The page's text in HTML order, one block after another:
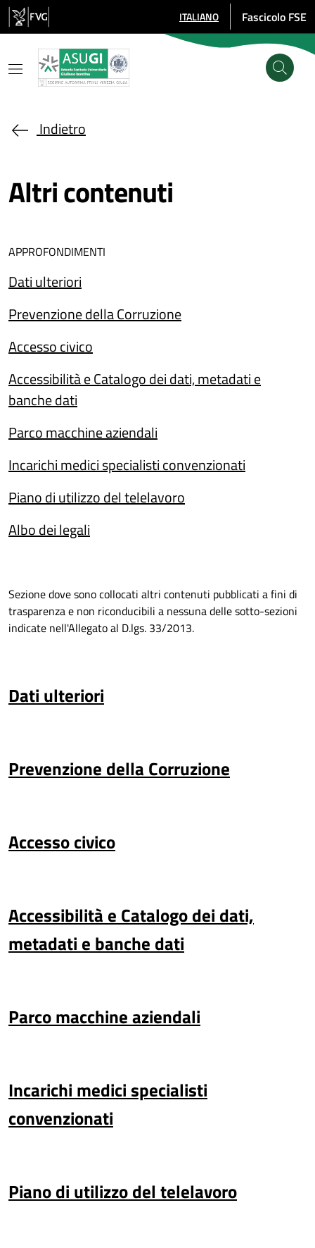
Salta al contenuto principale
SELEZIONE LINGUA: LINGUA
ITALIANO Fascicolo FSE
Indietro
Altri contenuti
APPROFONDIMENTI
Dati ulteriori
Prevenzione della Corruzione
Accesso civico
Accessibilità e Catalogo dei dati, metadati e
banche dati
Parco macchine aziendali
Incarichi medici specialisti convenzionati
Piano di utilizzo del telelavoro
Albo dei legali
Sezione dove sono collocati altri contenuti pubblicati a fini di
trasparenza e non riconducibili a nessuna delle sotto-sezioni
indicate nell'Allegato al D.lgs. 33/2013.
Dati ulteriori
Prevenzione della Corruzione
Accesso civico
Accessibilità e Catalogo dei dati,
metadati e banche dati
Parco macchine aziendali
Incarichi medici specialisti
convenzionati
Piano di utilizzo del telelavoro